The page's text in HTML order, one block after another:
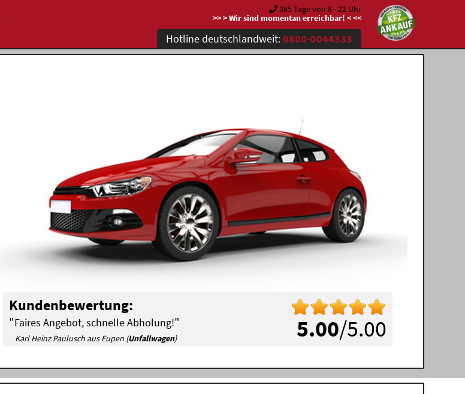
365 Tage von 8 - 22 Uhr
>> > Wir sind momentan erreichbar! < <<
Hotline deutschlandweit:0800-0044333
5.00/5.00
Kundenbewertung:
"Faires Angebot, schnelle Abholung!"
Karl Heinz Paulusch aus Eupen (Unfallwagen)